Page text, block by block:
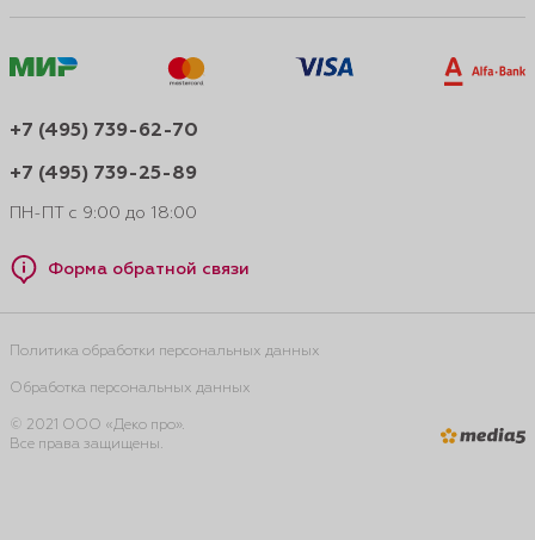
+7 (495) 739-62-70
+7 (495) 739-25-89
ПН-ПТ с 9:00 до 18:00
Форма обратной связи
Политика обработки персональных данных
Обработка персональных данных
© 2021 ООО «Деко про».
Все права защищены.